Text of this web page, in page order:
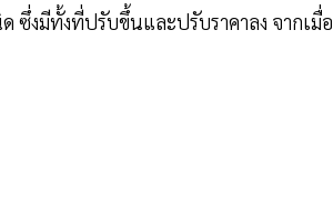
ซึ่งมีทั้งที่ปรับขึ้นและปรับราคาลง จากเมื่อ